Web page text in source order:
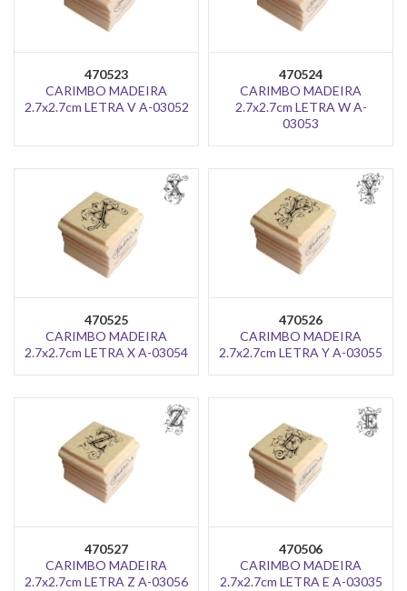
470523
CARIMBO MADEIRA
2.7x2.7cm LETRA V A-03052
470524
CARIMBO MADEIRA
2.7x2.7cm LETRA W A-
03053
470525
CARIMBO MADEIRA
2.7x2.7cm LETRA X A-03054
470526
CARIMBO MADEIRA
2.7x2.7cm LETRA Y A-03055
470527
CARIMBO MADEIRA
2.7x2.7cm LETRA Z A-03056
470506
CARIMBO MADEIRA
2.7x2.7cm LETRA E A-03035